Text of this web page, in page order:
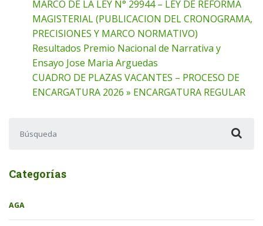
MARCO DE LA LEY N° 29944 – LEY DE REFORMA
MAGISTERIAL (PUBLICACION DEL CRONOGRAMA,
PRECISIONES Y MARCO NORMATIVO)
Resultados Premio Nacional de Narrativa y
Ensayo Jose Maria Arguedas
CUADRO DE PLAZAS VACANTES – PROCESO DE
ENCARGATURA 2026 » ENCARGATURA REGULAR
Categorías
AGA